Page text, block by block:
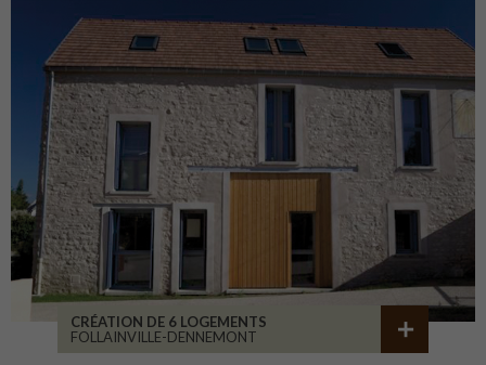
CRÉATION DE 6 LOGEMENTS
FOLLAINVILLE-DENNEMONT